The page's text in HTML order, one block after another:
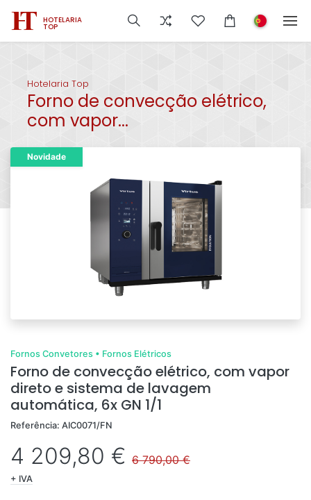
HOTELARIA
TOP
Hotelaria Top
Forno de convecção elétrico,
com vapor...
Novidade
Fornos Convetores • Fornos Elétricos
Forno de convecção elétrico, com vapor
direto e sistema de lavagem
automática, 6x GN 1/1
Referência: AIC0071/FN
4 209,80 € 6 790,00 €
+ IVA